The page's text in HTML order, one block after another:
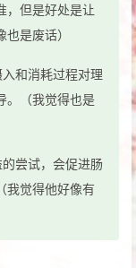
，但是好处是让
是废话）
和消耗过程对理
。（我觉得也是
尝试，会促进肠
我觉得他好像有